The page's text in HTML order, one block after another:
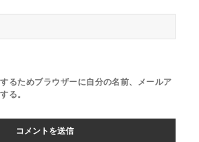
るためブラウザーに自分の名前、メールア
る。